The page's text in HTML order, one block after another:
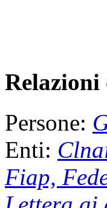
Persone:
Enti:
Fiap,